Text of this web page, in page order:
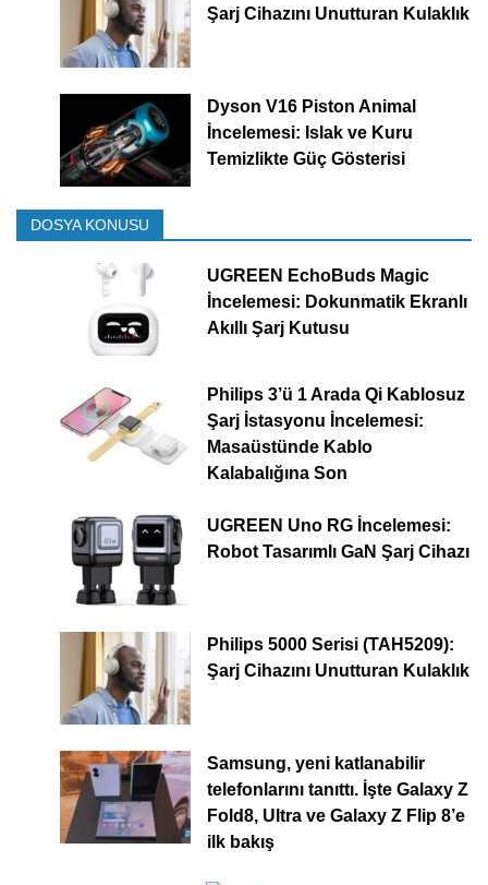
Şarj Cihazını Unutturan Kulaklık
Dyson V16 Piston Animal
İncelemesi: Islak ve Kuru
Temizlikte Güç Gösterisi
DOSYA KONUSU
UGREEN EchoBuds Magic
İncelemesi: Dokunmatik Ekranlı
Akıllı Şarj Kutusu
Philips 3’ü 1 Arada Qi Kablosuz
Şarj İstasyonu İncelemesi:
Masaüstünde Kablo
Kalabalığına Son
UGREEN Uno RG İncelemesi:
Robot Tasarımlı GaN Şarj Cihazı
Philips 5000 Serisi (TAH5209):
Şarj Cihazını Unutturan Kulaklık
Samsung, yeni katlanabilir
telefonlarını tanıttı. İşte Galaxy Z
Fold8, Ultra ve Galaxy Z Flip 8’e
ilk bakış